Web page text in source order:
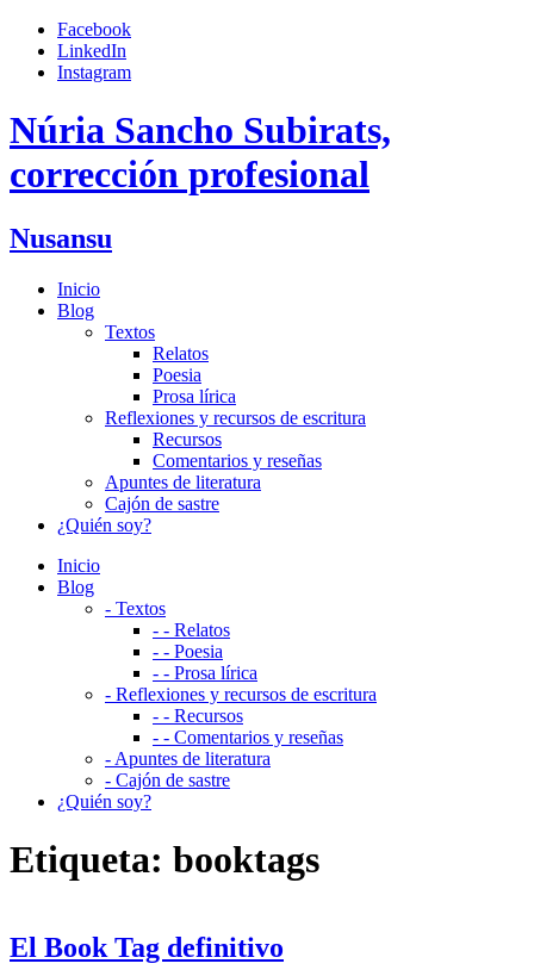
Saltar
contenido
Facebook
LinkedIn
Instagram
Núria Sancho Subirats,
corrección profesional
Nusansu
Inicio
Blog
Textos
Relatos
Poesia
Prosa lírica
Reflexiones y recursos de escritura
Recursos
Comentarios y reseñas
Apuntes de literatura
Cajón de sastre
¿Quién soy?
Inicio
Blog
- Textos
- - Relatos
- - Poesia
- - Prosa lírica
- Reflexiones y recursos de escritura
- - Recursos
- - Comentarios y reseñas
- Apuntes de literatura
- Cajón de sastre
¿Quién soy?
Etiqueta: booktags
El Book Tag definitivo